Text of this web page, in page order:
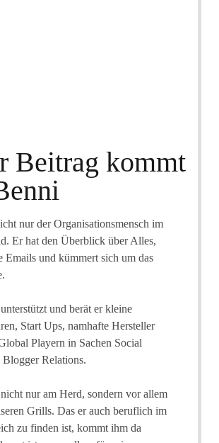
Beitrag kommt
nur der Organisationsmensch im
Er hat den Überblick über Alles,
Emails und kümmert sich um das
und berät er kleine
Start Ups, namhafte Hersteller
Playern in Sachen Social
Relations.
nur am Herd, sondern vor allem
Grills. Das er auch beruflich im
zu finden ist, kommt ihm da